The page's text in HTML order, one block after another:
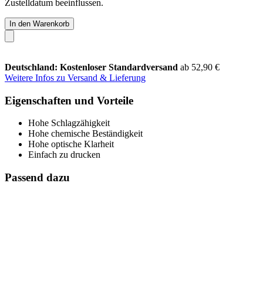
Zustelldatum beeinflussen.
In den Warenkorb
Deutschland: Kostenloser Standardversand ab 52,90 €
Weitere Infos zu Versand & Lieferung
Eigenschaften und Vorteile
Hohe Schlagzähigkeit
Hohe chemische Beständigkeit
Hohe optische Klarheit
Einfach zu drucken
Passend dazu